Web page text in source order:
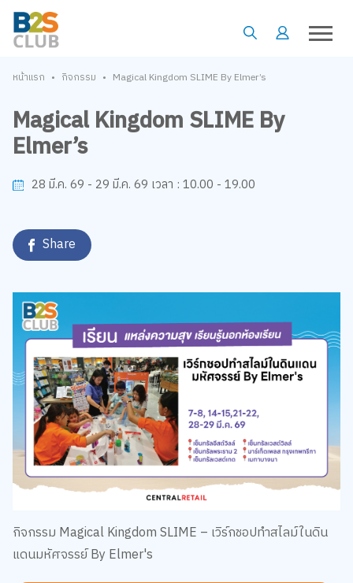
หน้าแรก • กิจกรรม • Magical Kingdom SLIME By Elmer’s
Magical Kingdom SLIME By
Elmer’s
28 มี.ค. 69 - 29 มี.ค. 69 เวลา : 10.00 - 19.00
Share
กิจกรรม Magical Kingdom SLIME – เวิร์กชอปทำสไลม์ในดิน
แดนมหัศจรรย์ By Elmer's